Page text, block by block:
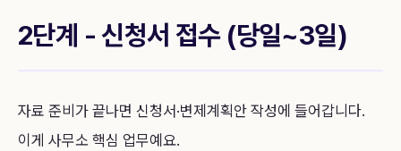
2단계 - 신청서 접수 (당일~3일)
자료 준비가 끝나면 신청서·변제계획안 작성에 들어갑니다.
이게 사무소 핵심 업무예요.